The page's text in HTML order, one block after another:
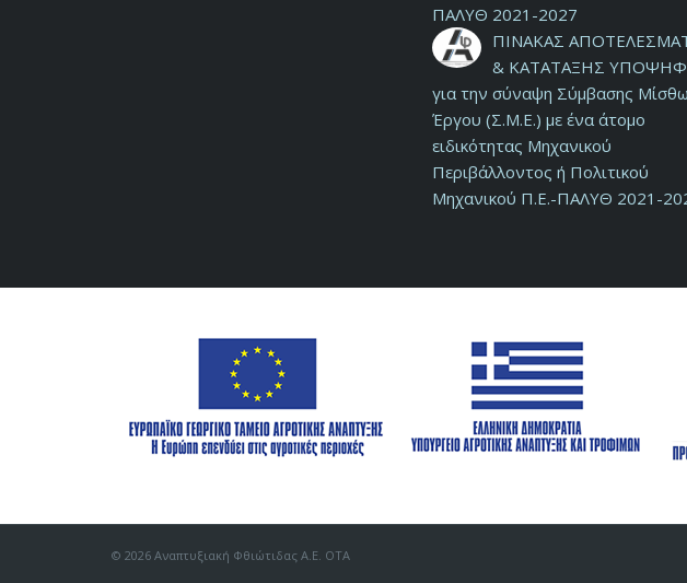
ΠΑΛΥΘ 2021-2027
ΠΙΝΑΚΑΣ
& ΚΑΤΑΤΑΞΗΣ
για την σύναψη Σύμβασης
Έργου (Σ.Μ.Ε.) με ένα άτομο
ειδικότητας Μηχανικού
Περιβάλλοντος ή Πολιτικού
Μηχανικού Π.Ε.-ΠΑΛΥΘ 2021-
© 2026 Αναπτυξιακή Φθιώτιδας Α.Ε. ΟΤΑ